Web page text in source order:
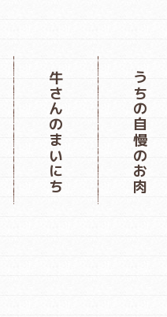
牛さんのまいにち うちの自慢のお肉